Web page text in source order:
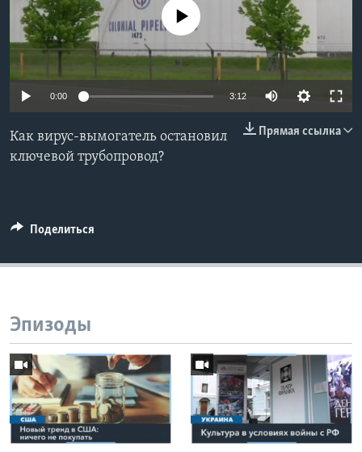
Learning English
СОЦИАЛЬНЫЕ СЕТИ
Языки
No media source currently available
0:00 3:12
Прямая ссылка
Как вирус-вымогатель остановил
ключевой трубопровод?
Поделиться
Эпизоды